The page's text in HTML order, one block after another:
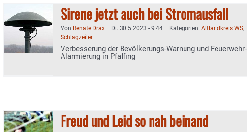
Sirene jetzt auch bei Stromausfall
Von Renate Drax Di. 30.5.2023 - 9:44 Kategorien: Altlandkreis WS,
Schlagzeilen
Verbesserung der Bevölkerungs-Warnung und Feuerwehr-
Alarmierung in Pfaffing
Freud und Leid so nah beinand